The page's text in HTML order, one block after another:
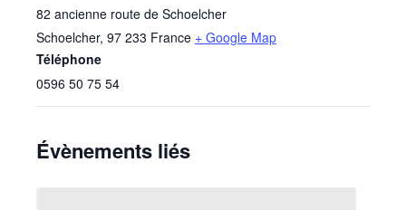
82 ancienne route de Schoelcher
Schoelcher, 97 233 France + Google Map
Téléphone
0596 50 75 54
Évènements liés